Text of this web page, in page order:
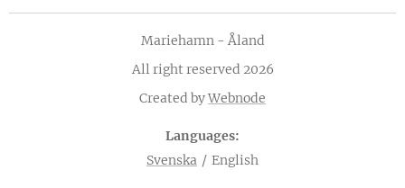
Mariehamn - Åland
All right reserved 2026
Created byWebnode
Languages
Svenska
English